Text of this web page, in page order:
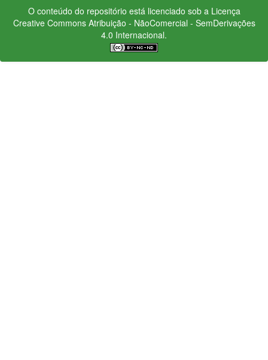
O conteúdo do repositório está licenciado sob a Licença
Creative CommonsAtribuição - NãoComercial - SemDerivações
4.0 Internacional.